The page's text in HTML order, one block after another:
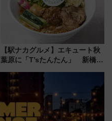
【駅ナカグルメ】エキュート秋
葉原に「T’sたんたん」 新橋に
饅」、オムライス専門店「肉と
たまご」新グルメ続々登場！
【2026年8月】